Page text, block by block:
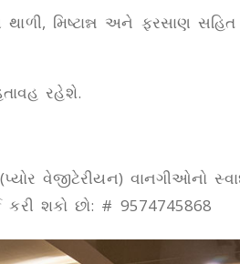
મિષ્ટાન્ન અને ફરસાણ
રહેશે.
વેજીટેરીયન) વાનગીઓનો
શકો છો: # 9574745868